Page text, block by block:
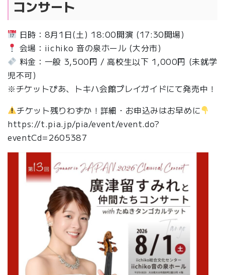
コンサート
日時：8月1日(土) 18:00開演 (17:30開場)
会場：iichiko 音の泉ホール (大分市)
料金：一般 3,500円 / 高校生以下 1,000円 (未就学
児不可)
※チケットぴあ、トキハ会館プレイガイドにて発売中！
チケット残りわずか！詳細・お申込みはお早めに
https://t.pia.jp/pia/event/event.do?
eventCd=2605387